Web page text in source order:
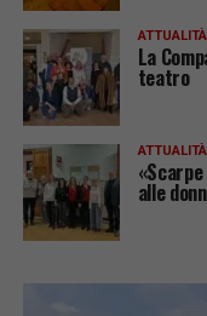
ATTUALITÀ
La
teatro
ATTUALITÀ
alle